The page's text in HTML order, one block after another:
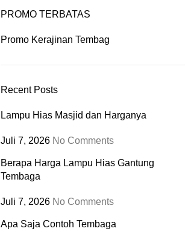
PROMO TERBATAS
Promo Kerajinan Tembag
Recent Posts
Lampu Hias Masjid dan Harganya
Juli 7, 2026 No Comments
Berapa Harga Lampu Hias Gantung
Tembaga
Juli 7, 2026 No Comments
Apa Saja Contoh Tembaga